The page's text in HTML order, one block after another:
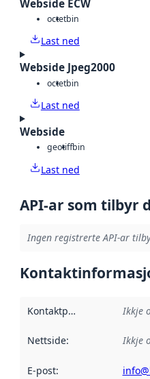
Webside ECW
octetbin
Last ned
Webside Jpeg2000
octetbin
Last ned
Webside
geotiffbin
Last ned
API-ar som tilbyr
Ingen registrerte API-ar
Kontaktpunkt Ikkje
Nettside: Ikkje
E-post: